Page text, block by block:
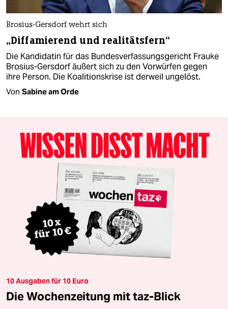
Brosius-Gersdorf wehrt sich
„Diffamierend und realitätsfern“
Die Kandidatin für das Bundesverfassungsgericht Frauke
Brosius-Gersdorf äußert sich zu den Vorwürfen gegen
ihre Person. Die Koalitionskrise ist derweil ungelöst.
Von Sabine am Orde
10 Ausgaben für 10 Euro
Die Wochenzeitung mit taz-Blick